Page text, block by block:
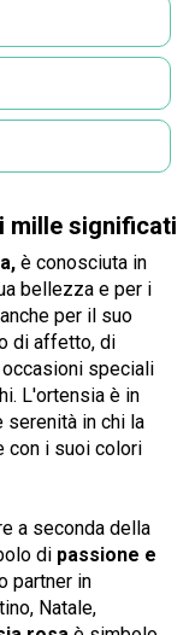
mille significati
è conosciuta in
bellezza e per i
per il suo
di affetto, di
speciali
L'ortensia è in
serenità in chi la
con i suoi colori
a seconda della
di passione e
partner in
Natale,